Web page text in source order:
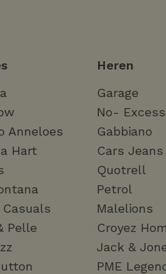
Anneloes
Hart
Casuals
Pelle
Heren
Garage
No- Excess
Gabbiano
Cars Jeans
Quotrell
Petrol
Malelions
Croyez
Jack &
PME